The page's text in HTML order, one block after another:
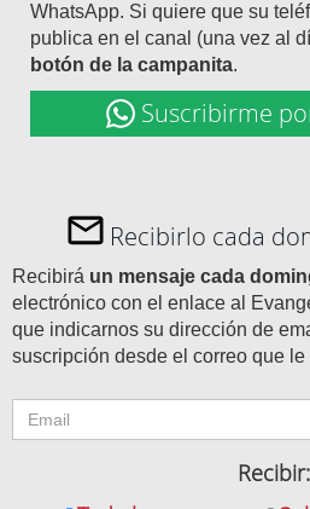
WhatsApp. Si quiere que su
publica en el canal (una vez al
botón de la campanita.
Suscribirme
Recibirlo cada
Recibirá un mensaje cada
electrónico con el enlace al
que indicarnos su dirección de
suscripción desde el correo que
Recibir: